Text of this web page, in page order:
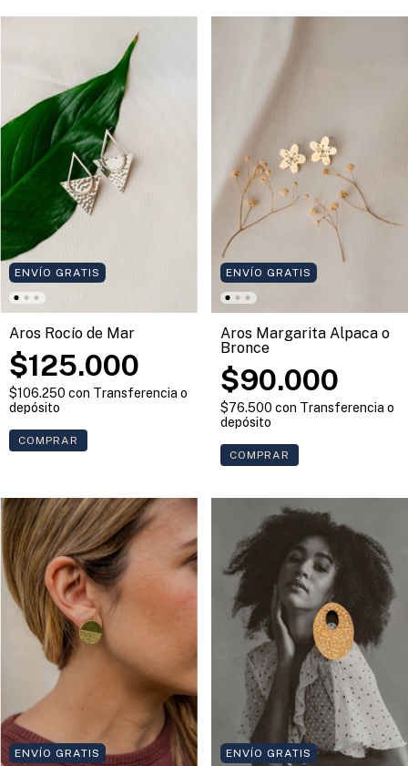
ENVÍO GRATIS
Aros Rocío de Mar
$125.000
$106.250 con Transferencia o
depósito
ENVÍO GRATIS
Aros Margarita Alpaca o
Bronce
$90.000
$76.500 con Transferencia o
depósito
COMPRAR
ENVÍO GRATIS ENVÍO GRATIS